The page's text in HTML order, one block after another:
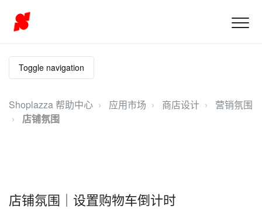
Toggle navigation
Shoplazza 帮助中心 应用市场 商店设计
营销氛围
店铺氛围
店铺氛围｜设置购物车倒计时